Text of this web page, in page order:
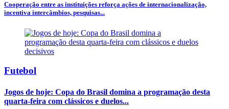
Cooperação entre as instituições reforça ações de internacionalização,
incentiva intercâmbios, pesquisas...
Futebol
Jogos de hoje: Copa do Brasil domina a programação desta
quarta-feira com clássicos e duelos...